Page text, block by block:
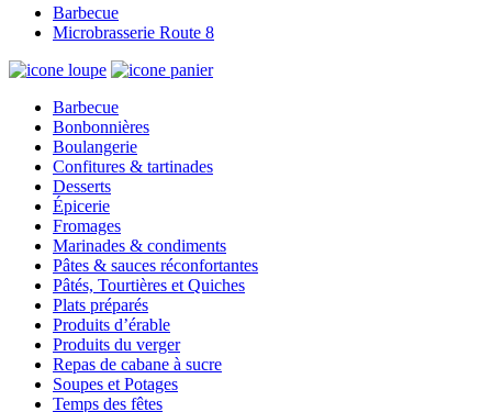
Barbecue
Microbrasserie Route 8
Barbecue
Bonbonnières
Boulangerie
Confitures & tartinades
Desserts
Épicerie
Fromages
Marinades & condiments
Pâtes & sauces réconfortantes
Pâtés, Tourtières et Quiches
Plats préparés
Produits d’érable
Produits du verger
Repas de cabane à sucre
Soupes et Potages
Temps des fêtes